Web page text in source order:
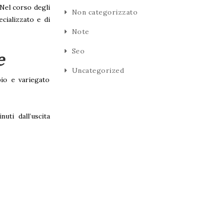
corso degli
e di
e variegato
dall’uscita
Non categorizzato
Note
Seo
Uncategorized